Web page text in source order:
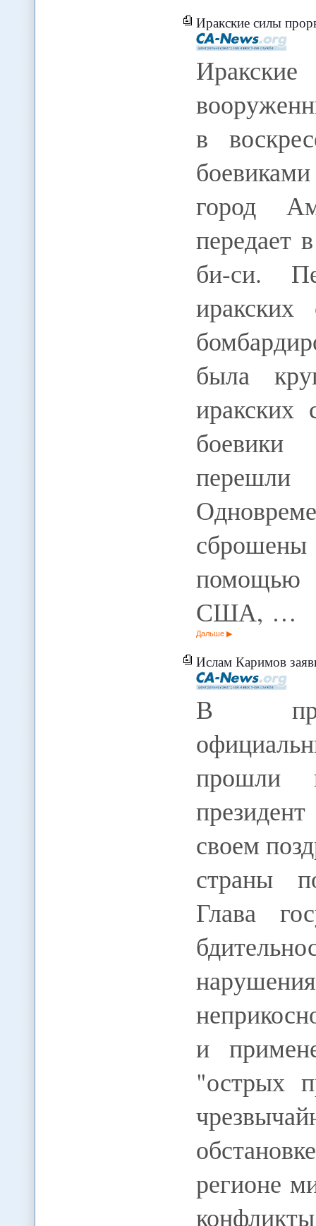
Иракские силы
в
город
передает
би-си.
была
боевики
помощью
США, …
Дальше
Ислам Каримов заявил о
В
прошли
своем
страны
Глава
и
"острых
регионе